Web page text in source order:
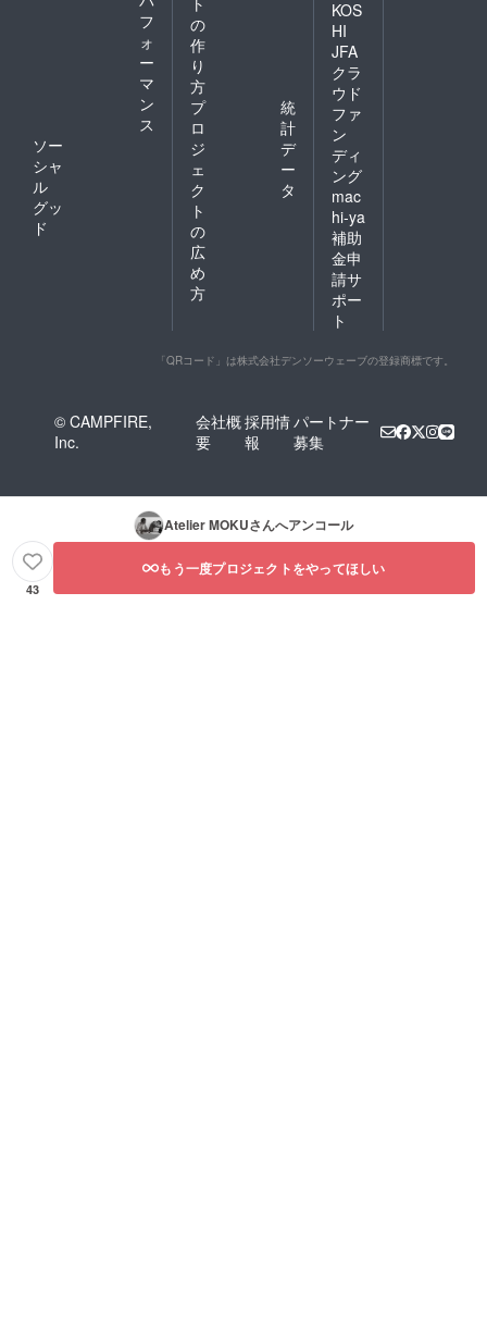
フ
ォ
ー
マ
ン
ス
ソー
シャ
ル
グッ
ド
の
作
り
方
プ
ロ
ジ
ェ
ク
ト
の
広
め
方
統
計
デ
ー
タ
KOS
HI
JFA
クラ
ウド
ファ
ン
ディ
ング
mac
hi-ya
補助
金申
請サ
ポー
ト
「QRコード」は株式会社デンソーウェーブの登録商標です。
© CAMPFIRE,
Inc.
会社概
要
採用情
報
パートナー
募集
Atelier MOKUさんへアンコール
43
もう一度プロジェクトをやってほしい